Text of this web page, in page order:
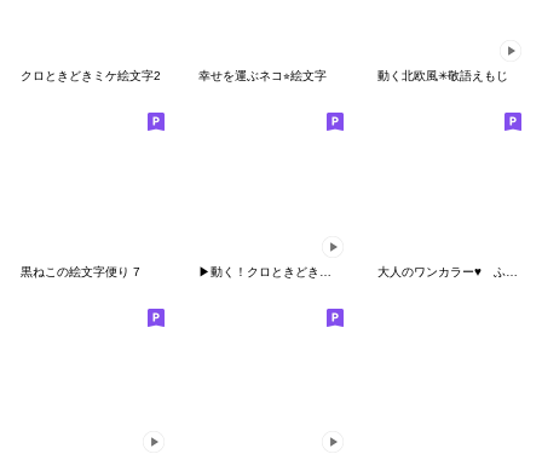
クロときどきミケ絵文字2 幸せを運ぶネコ⭐︎絵文字 動く北欧風✳︎敬語えもじ
黒ねこの絵文字便り 7